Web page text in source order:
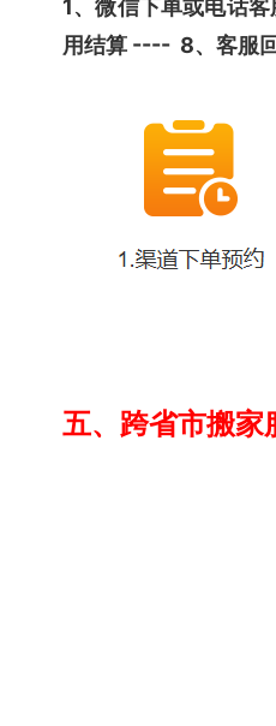
1、微信下单或电话
用结算 ---- 8、客服
五、跨省市搬家